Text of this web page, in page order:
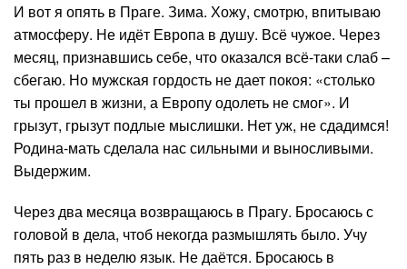
И вот я опять в Праге. Зима. Хожу, смотрю, впитываю
атмосферу. Не идёт Европа в душу. Всё чужое. Через
месяц, признавшись себе, что оказался всё-таки слаб –
сбегаю. Но мужская гордость не дает покоя: «столько
ты прошел в жизни, а Европу одолеть не смог». И
грызут, грызут подлые мыслишки. Нет уж, не сдадимся!
Родина-мать сделала нас сильными и выносливыми.
Выдержим.
Через два месяца возвращаюсь в Прагу. Бросаюсь с
головой в дела, чтоб некогда размышлять было. Учу
пять раз в неделю язык. Не даётся. Бросаюсь в